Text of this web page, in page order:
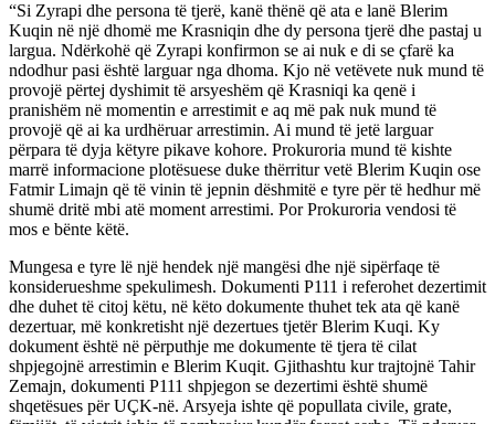
“Si Zyrapi dhe persona të tjerë, kanë thënë që ata e lanë Blerim
Kuqin në një dhomë me Krasniqin dhe dy persona tjerë dhe pastaj u
largua. Ndërkohë që Zyrapi konfirmon se ai nuk e di se çfarë ka
ndodhur pasi është larguar nga dhoma. Kjo në vetëvete nuk mund të
provojë përtej dyshimit të arsyeshëm që Krasniqi ka qenë i
pranishëm në momentin e arrestimit e aq më pak nuk mund të
provojë që ai ka urdhëruar arrestimin. Ai mund të jetë larguar
përpara të dyja këtyre pikave kohore. Prokuroria mund të kishte
marrë informacione plotësuese duke thërritur vetë Blerim Kuqin ose
Fatmir Limajn që të vinin të jepnin dëshmitë e tyre për të hedhur më
shumë dritë mbi atë moment arrestimi. Por Prokuroria vendosi të
mos e bënte këtë.
Mungesa e tyre lë një hendek një mangësi dhe një sipërfaqe të
konsiderueshme spekulimesh. Dokumenti P111 i referohet dezertimit
dhe duhet të citoj këtu, në këto dokumente thuhet tek ata që kanë
dezertuar, më konkretisht një dezertues tjetër Blerim Kuqi. Ky
dokument është në përputhje me dokumente të tjera të cilat
shpjegojnë arrestimin e Blerim Kuqit. Gjithashtu kur trajtojnë Tahir
Zemajn, dokumenti P111 shpjegon se dezertimi është shumë
shqetësues për UÇK-në. Arsyeja ishte që popullata civile, grate,